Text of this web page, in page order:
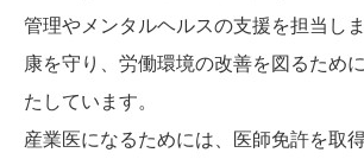
管理やメンタルヘルスの支援を担当し
康を守り、労働環境の改善を図るため
たしています。
産業医になるためには、医師免許を取